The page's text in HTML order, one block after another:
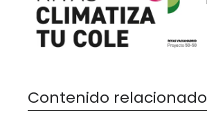
Contenido relacionado